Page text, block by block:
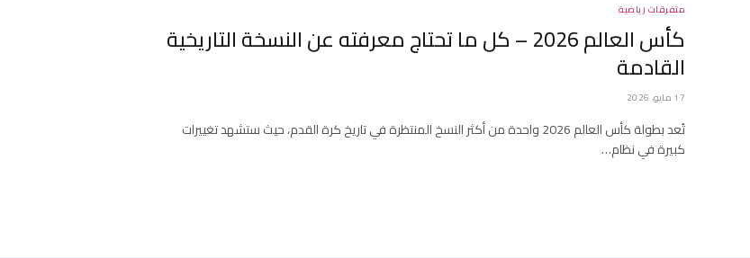
متفرقات رياضية
كأس العالم 2026 – كل ما تحتاج معرفته عن النسخة التاريخية
القادمة
17 مايو، 2026
تُعد بطولة كأس العالم 2026 واحدة من أكثر النسخ المنتظرة في تاريخ كرة القدم، حيث ستشهد تغييرات
كبيرة في نظام…